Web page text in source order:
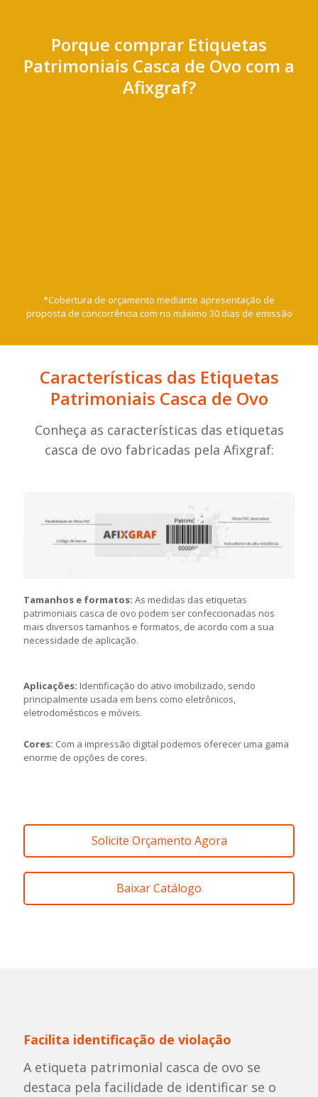
Porque comprar Etiquetas
Patrimoniais Casca de Ovo com a
Afixgraf?
*Cobertura de orçamento mediante apresentação de
proposta de concorrência com no máximo 30 dias de emissão
Características das Etiquetas
Patrimoniais Casca de Ovo
Conheça as características das etiquetas
casca de ovo fabricadas pela Afixgraf:
Tamanhos e formatos: As medidas das etiquetas
patrimoniais casca de ovo podem ser confeccionadas nos
mais diversos tamanhos e formatos, de acordo com a sua
necessidade de aplicação.
Aplicações: Identificação do ativo imobilizado, sendo
principalmente usada em bens como eletrônicos,
eletrodomésticos e móveis.
Cores: Com a impressão digital podemos oferecer uma gama
enorme de opções de cores.
Solicite Orçamento Agora
Baixar Catálogo
Facilita identificação de violação
A etiqueta patrimonial casca de ovo se
destaca pela facilidade de identificar se o